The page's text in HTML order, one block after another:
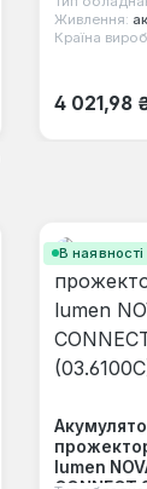
(03.6106C)
Живлення:
Країна
4 021,98
В наявності
lumen